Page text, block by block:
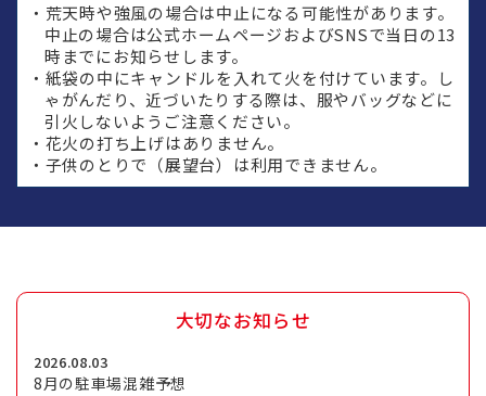
・荒天時や強風の場合は中止になる可能性があります。
中止の場合は公式ホームページおよびSNSで当日の13
時までにお知らせします。
・紙袋の中にキャンドルを入れて火を付けています。し
ゃがんだり、近づいたりする際は、服やバッグなどに
引火しないようご注意ください。
・花火の打ち上げはありません。
・子供のとりで（展望台）は利用できません。
大切なお知らせ
2026.08.03
8月の駐車場混雑予想